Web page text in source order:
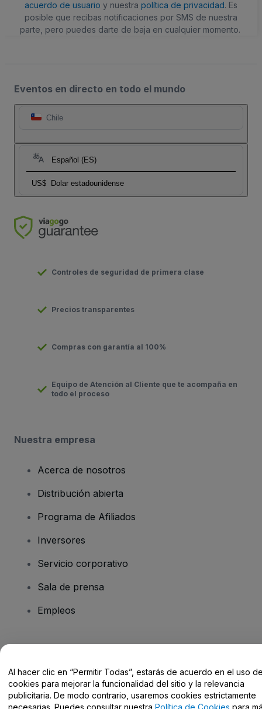
acuerdo de usuario y nuestra política de privacidad. Es
posible que recibas notificaciones por SMS de nuestra
parte, pero puedes darte de baja en cualquier momento.
Eventos en directo en todo el mundo
Chile
Español (ES)
US$ Dolar estadounidense
Controles de seguridad de primera clase
Precios transparentes
Compras con garantía al 100%
Equipo de Atención al Cliente que te acompaña en
todo el proceso
Nuestra empresa
Acerca de nosotros
Distribución abierta
Programa de Afiliados
Inversores
Servicio corporativo
Sala de prensa
Empleos
Centro de Ayuda / Contacto
Al hacer clic en “Permitir Todas”, estarás de acuerdo en el uso
cookies para mejorar la funcionalidad del sitio y la relevancia
publicitaria. De modo contrario, usaremos cookies estrictamente
necesarias. Puedes consultar nuestra Política de Cookies para